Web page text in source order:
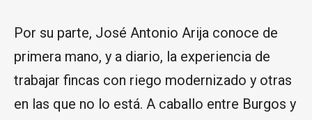
Por su parte, José Antonio Arija conoce de
primera mano, y a diario, la experiencia de
trabajar fincas con riego modernizado y otras
en las que no lo está. A caballo entre Burgos y